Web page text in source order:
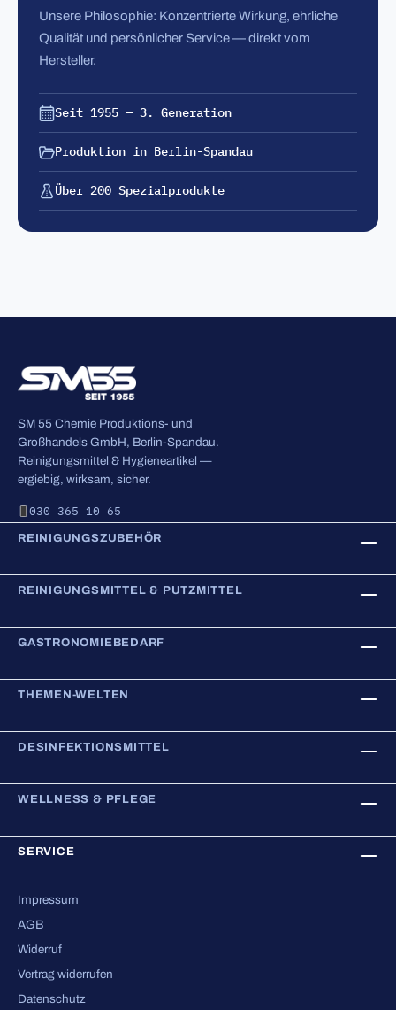
Unsere Philosophie: Konzentrierte Wirkung, ehrliche
Qualität und persönlicher Service — direkt vom
Hersteller.
Seit 1955 — 3. Generation
Produktion in Berlin-Spandau
Über 200 Spezialprodukte
SM 55 Chemie Produktions- und
Großhandels GmbH, Berlin-Spandau.
Reinigungsmittel & Hygieneartikel —
ergiebig, wirksam, sicher.
030 365 10 65
REINIGUNGSZUBEHÖR
REINIGUNGSMITTEL & PUTZMITTEL
GASTRONOMIEBEDARF
THEMEN-WELTEN
DESINFEKTIONSMITTEL
WELLNESS & PFLEGE
SERVICE
Impressum
AGB
Widerruf
Vertrag widerrufen
Datenschutz